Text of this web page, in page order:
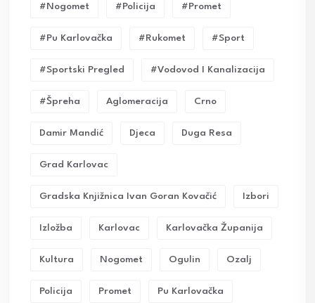
#nogomet #policija #promet
#pu Karlovačka #rukomet #sport
#sportski Pregled #vodovod I Kanalizacija
#Špreha Aglomeracija Crno
Damir Mandić Djeca Duga Resa
Grad Karlovac
Gradska Knjižnica Ivan Goran Kovačić Izbori
Izložba Karlovac Karlovačka Županija
Kultura Nogomet Ogulin Ozalj
Policija Promet Pu Karlovačka